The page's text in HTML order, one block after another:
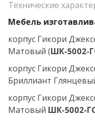
Технические
Мебель
корпус Гикори
Матовый (ШК-5002-
корпус Гикори
Бриллиант
корпус Гикори
Матовый ШК-5002-